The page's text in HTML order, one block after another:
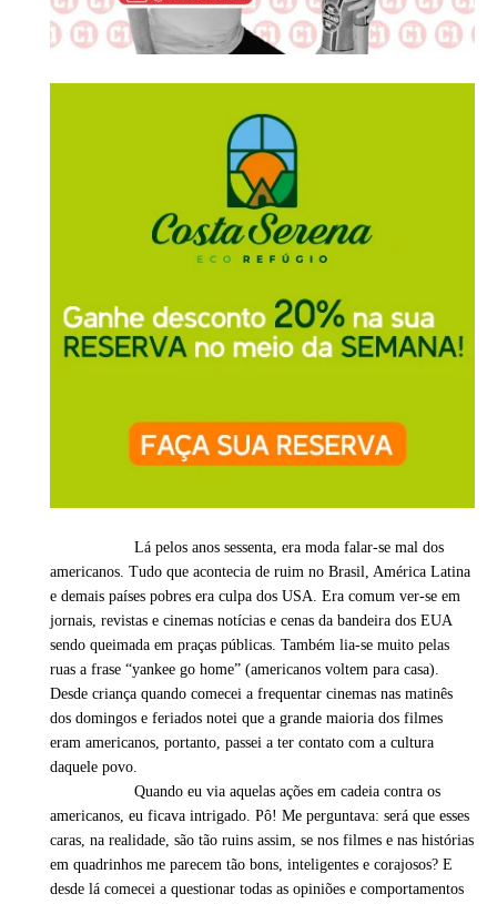
Lá pelos anos sessenta, era moda falar-se mal dos
americanos. Tudo que acontecia de ruim no Brasil, América Latina
e demais países pobres era culpa dos USA. Era comum ver-se em
jornais, revistas e cinemas notícias e cenas da bandeira dos EUA
sendo queimada em praças públicas. Também lia-se muito pelas
ruas a frase “yankee go home” (americanos voltem para casa).
Desde criança quando comecei a frequentar cinemas nas matinês
dos domingos e feriados notei que a grande maioria dos filmes
eram americanos, portanto, passei a ter contato com a cultura
daquele povo.
Quando eu via aquelas ações em cadeia contra os
americanos, eu ficava intrigado. Pô! Me perguntava: será que esses
caras, na realidade, são tão ruins assim, se nos filmes e nas histórias
em quadrinhos me parecem tão bons, inteligentes e corajosos? E
desde lá comecei a questionar todas as opiniões e comportamentos